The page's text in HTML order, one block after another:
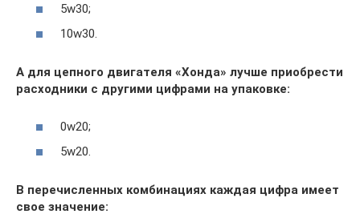
5w30;
10w30.
А для цепного двигателя «Хонда» лучше приобрести
расходники с другими цифрами на упаковке:
0w20;
5w20.
В перечисленных комбинациях каждая цифра имеет
свое значение: